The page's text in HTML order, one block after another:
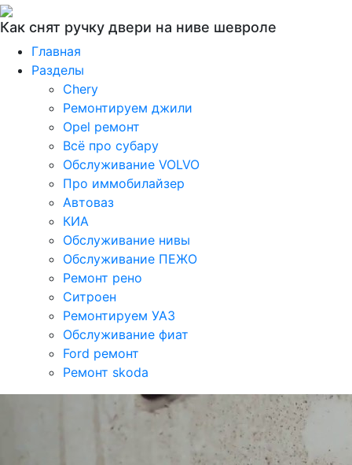
Как снят ручку двери на ниве шевроле
Главная
Разделы
Chery
Ремонтируем джили
Opel ремонт
Всё про субару
Обслуживание VOLVO
Про иммобилайзер
Автоваз
КИА
Обслуживание нивы
Обслуживание ПЕЖО
Ремонт рено
Ситроен
Ремонтируем УАЗ
Обслуживание фиат
Ford ремонт
Ремонт skoda